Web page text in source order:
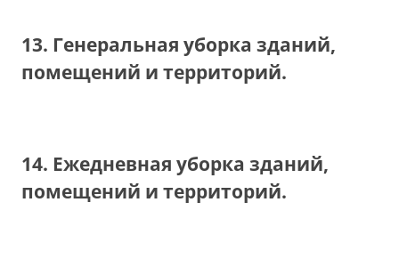
13. Генеральная уборка зданий,
помещений и территорий.
14. Ежедневная уборка зданий,
помещений и территорий.